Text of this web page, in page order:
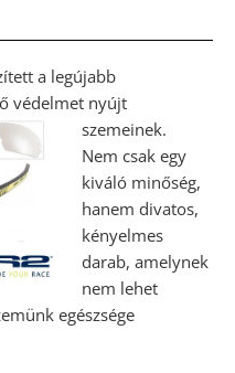
a legújabb
védelmet nyújt
szemeinek.
Nem csak egy
kiváló minőség,
hanem divatos,
kényelmes
darab, amelynek
nem lehet
egészsége